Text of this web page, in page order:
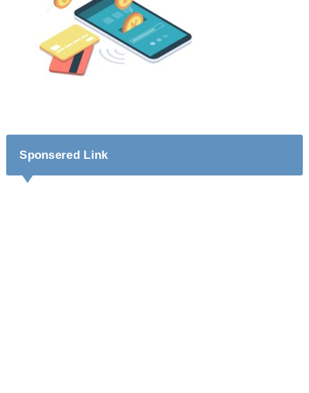
Sponsered Link